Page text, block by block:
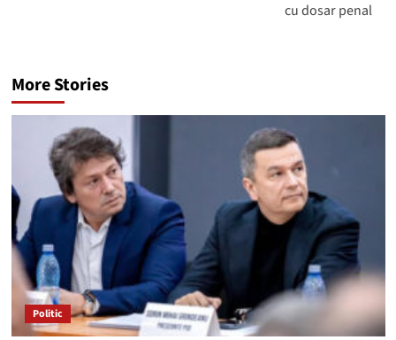
cu dosar penal
More Stories
Politic